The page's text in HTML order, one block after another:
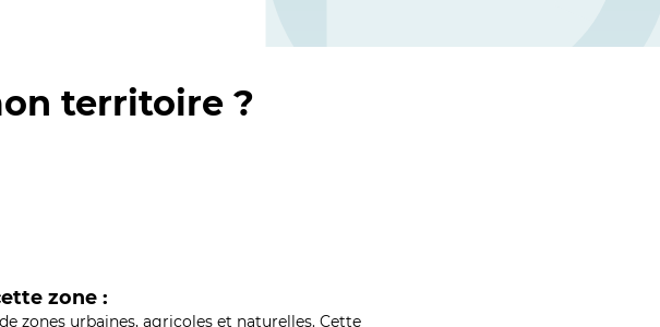
territoire ?
zone :
zones urbaines, agricoles et naturelles. Cette